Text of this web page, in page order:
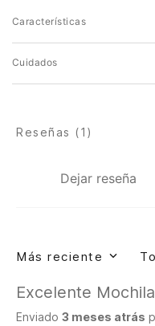
Características
Cuidados
Dejar reseña
Reseñas (1 )
Más reciente
Excelente Mochila
Enviado 3 meses atrás